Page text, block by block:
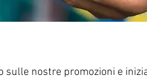
sulle nostre promozioni e